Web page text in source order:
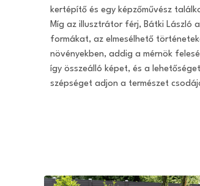
kertépítő és egy képzőművész
Míg az illusztrátor férj, Bátki László
formákat, az elmesélhető
növényekben, addig a mérnök
így összeálló képet, és a
szépséget adjon a természet